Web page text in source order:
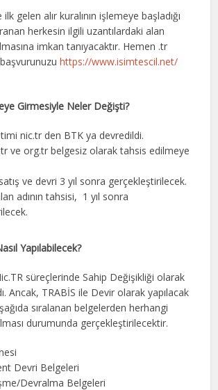
gelen alır kuralının işlemeye başladığı
herkesin ilgili uzantılardaki alan
imkan tanıyacaktır. Hemen .tr
başvurunuzuhttps://www.isimtescil.net/
Girmesiyle Neler Değişti?
nic.tr den BTK ya devredildi.
ve org.tr belgesiz olarak tahsis edilmeye
ve devri 3 yıl sonra gerçekleştirilecek.
adının tahsisi, 1 yıl sonra
Yapılabilecek?
süreçlerinde Sahip Değişikliği olarak
Ancak, TRABİS ile Devir olarak yapılacak
sıralanan belgelerden herhangi
durumunda gerçekleştirilecektir.
Devri Belgeleri
Devralma Belgeleri